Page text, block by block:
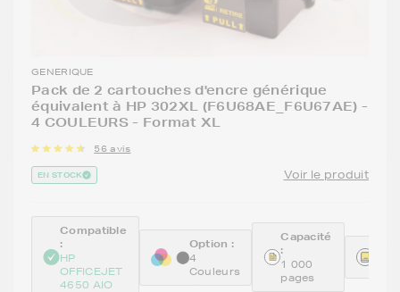
GENERIQUE
Pack de 2 cartouches d'encre générique
équivalent à HP 302XL (F6U68AE_F6U67AE) -
4 COULEURS - Format XL
56 avis
EN STOCK Voir le produit
Compatible
:
HP
OFFICEJET
4650 AIO
Option :
4
Couleurs
Capacité
:
1 000
pages